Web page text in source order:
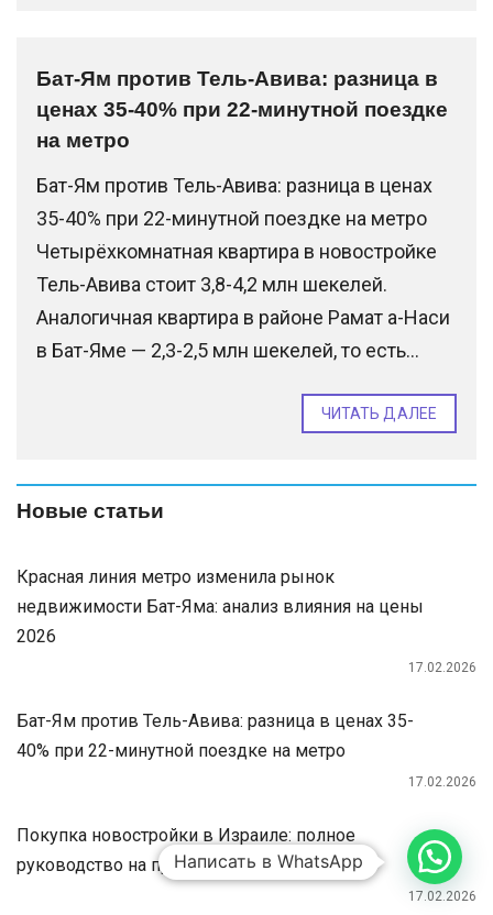
Бат-Ям против Тель-Авива: разница в
ценах 35-40% при 22-минутной поездке
на метро
Бат-Ям против Тель-Авива: разница в ценах
35-40% при 22-минутной поездке на метро
Четырёхкомнатная квартира в новостройке
Тель-Авива стоит 3,8-4,2 млн шекелей.
Аналогичная квартира в районе Рамат а-Наси
в Бат-Яме — 2,3-2,5 млн шекелей, то есть...
ЧИТАТЬ ДАЛЕЕ
Новые статьи
Красная линия метро изменила рынок
недвижимости Бат-Яма: анализ влияния на цены
2026
17.02.2026
Бат-Ям против Тель-Авива: разница в ценах 35-
40% при 22-минутной поездке на метро
17.02.2026
Покупка новостройки в Израиле: полное
руководство на примере MOMENT
17.02.2026
Написать в WhatsApp